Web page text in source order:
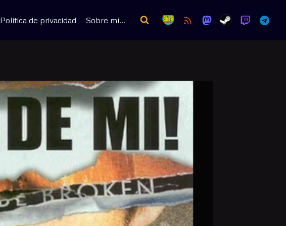
Política de privacidad Sobre mí…